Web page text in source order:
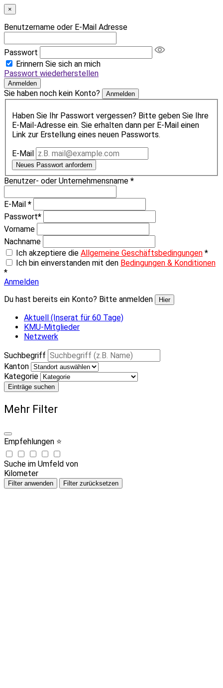
×
Benutzername oder E-Mail Adresse
Passwort
Erinnern Sie sich an mich
Passwort wiederherstellen
Anmelden
Sie haben noch kein Konto? Anmelden
Haben Sie Ihr Passwort vergessen? Bitte geben Sie Ihre
E-Mail-Adresse ein. Sie erhalten dann per E-Mail einen
Link zur Erstellung eines neuen Passworts.
E-Mail
Neues Passwort anfordern
Benutzer- oder Unternehmensname *
E-Mail *
Passwort*
Vorname
Nachname
Ich akzeptiere die Allgemeine Geschäftsbedingungen *
Ich bin einverstanden mit den Bedingungen & Konditionen
*
Anmelden
Du hast bereits ein Konto? Bitte anmelden
Hier
Aktuell (Inserat für 60 Tage)
KMU-Mitglieder
Netzwerk
Suchbegriff
Kanton
Kategorie
Einträge suchen
Mehr Filter
Empfehlungen ⭐
Suche im Umfeld von
Kilometer
Filter anwenden Filter zurücksetzen